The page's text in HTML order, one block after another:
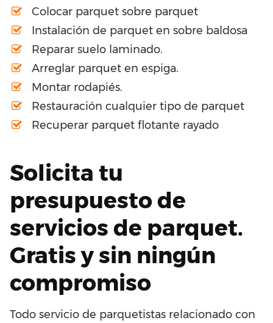
Colocar parquet sobre parquet
Instalación de parquet en sobre baldosa
Reparar suelo laminado.
Arreglar parquet en espiga.
Montar rodapiés.
Restauración cualquier tipo de parquet
Recuperar parquet flotante rayado
Solicita tu
presupuesto de
servicios de parquet.
Gratis y sin ningún
compromiso
Todo servicio de parquetistas relacionado con